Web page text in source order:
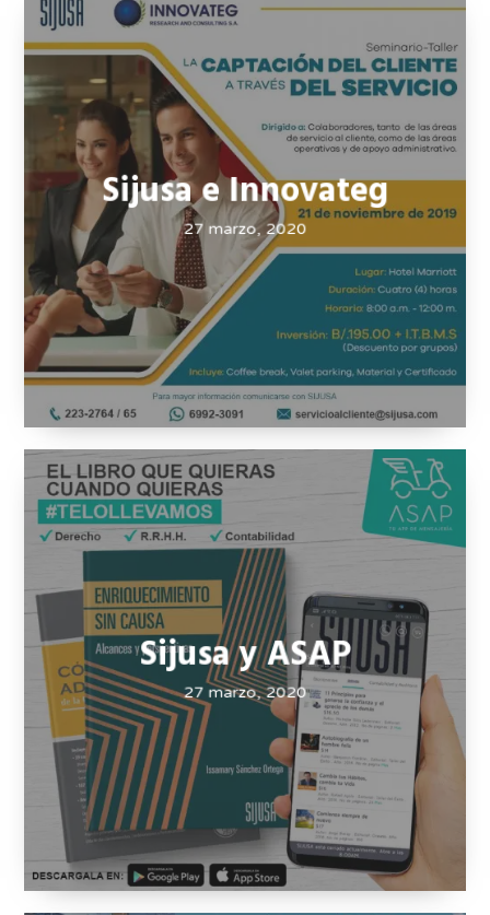
Especializado 360
27 marzo, 2020
Sijusa e Innovateg
27 marzo, 2020